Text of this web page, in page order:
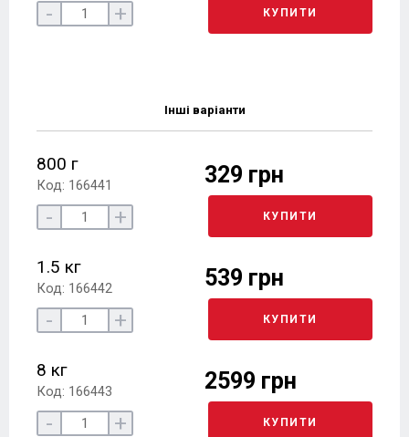
- + КУПИТИ
Інші варіанти
800 г
Код: 166441 329 грн
- + КУПИТИ
1.5 кг
Код: 166442 539 грн
- + КУПИТИ
8 кг
Код: 166443 2599 грн
- + КУПИТИ